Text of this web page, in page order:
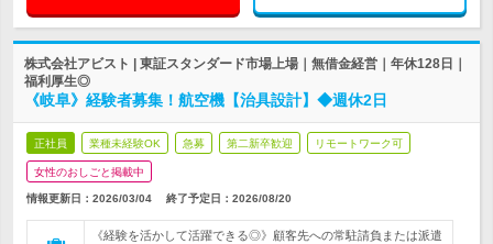
株式会社アビスト | 東証スタンダード市場上場｜無借金経営｜年休128日｜
福利厚生◎
《岐阜》経験者募集！航空機【治具設計】◆週休2日
正社員 業種未経験OK 急募 第二新卒歓迎 リモートワーク可
女性のおしごと掲載中
情報更新日：2026/03/04 終了予定日： 2026/08/20
《経験を活かして活躍できる◎》顧客先への常駐請負または派遣